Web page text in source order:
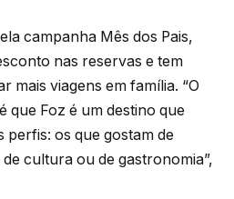
campanha Mês dos Pais,
nas reservas e tem
mais viagens em família. “O
que Foz é um destino que
perfis: os que gostam de
cultura ou de gastronomia”,